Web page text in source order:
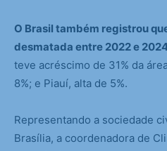
O Brasil também registrou
desmatada entre 2022 e
teve acréscimo de 31% da
8%; e Piauí, alta de 5%.
Representando a sociedade
Brasília, a coordenadora de